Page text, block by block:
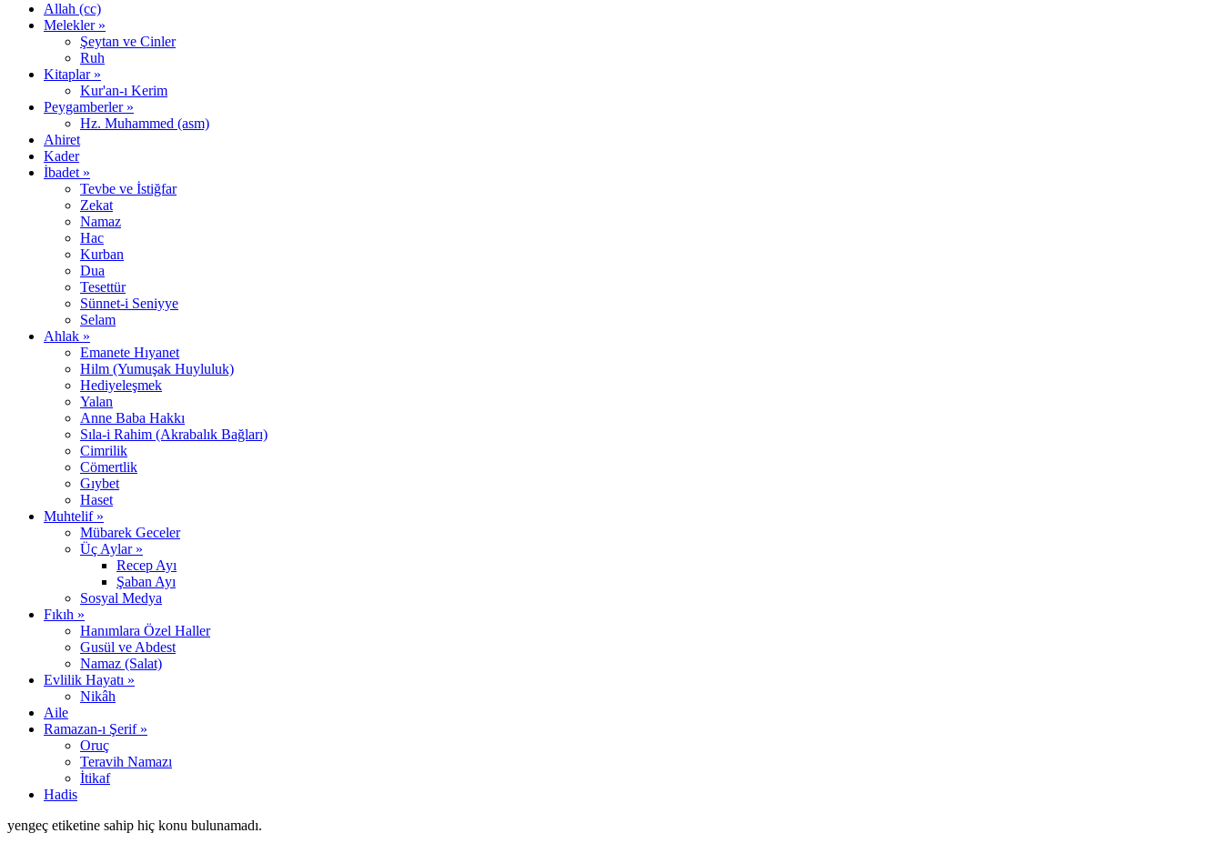
Allah (cc)
Melekler »
Şeytan ve Cinler
Ruh
Kitaplar »
Kur'an-ı Kerim
Peygamberler »
Hz. Muhammed (asm)
Ahiret
Kader
İbadet »
Tevbe ve İstiğfar
Zekat
Namaz
Hac
Kurban
Dua
Tesettür
Sünnet-i Seniyye
Selam
Ahlak »
Emanete Hıyanet
Hilm (Yumuşak Huyluluk)
Hediyeleşmek
Yalan
Anne Baba Hakkı
Sıla-i Rahim (Akrabalık Bağları)
Cimrilik
Cömertlik
Gıybet
Haset
Muhtelif »
Mübarek Geceler
Üç Aylar »
Recep Ayı
Şaban Ayı
Sosyal Medya
Fıkıh »
Hanımlara Özel Haller
Gusül ve Abdest
Namaz (Salat)
Evlilik Hayatı »
Nikâh
Aile
Ramazan-ı Şerif »
Oruç
Teravih Namazı
İtikaf
Hadis
yengeç etiketine sahip hiç konu bulunamadı.